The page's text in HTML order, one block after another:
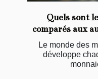
Quels sont
comparés aux
Le monde des
développe